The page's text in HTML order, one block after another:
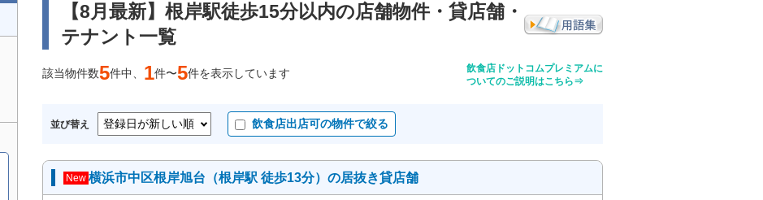
【8月最新】根岸駅徒歩15分以内の店舗物件・貸店舗・
テナント一覧
該当物件数5件中、 1件〜5件を表示しています
飲食店ドットコムプレミアムに
ついてのご説明はこちら⇒
並び替え 飲食店出店可の物件で絞る
New 横浜市中区根岸旭台（根岸駅 徒歩13分）の居抜き貸店舗